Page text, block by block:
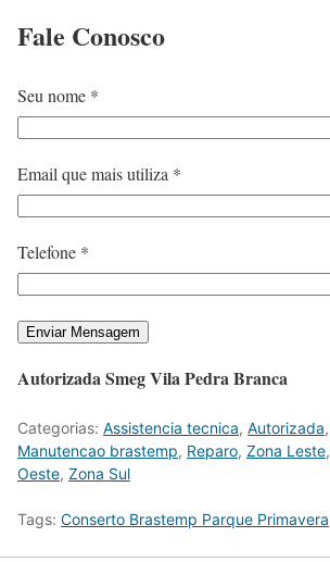
Fale Conosco
Seu nome *
Email que mais utiliza *
Telefone *
Autorizada Smeg Vila Pedra Branca
Categorias: Assistencia tecnica, Autorizada,
Manutencao brastemp, Reparo, Zona Leste,
Oeste, Zona Sul
Tags: Conserto Brastemp Parque Primavera